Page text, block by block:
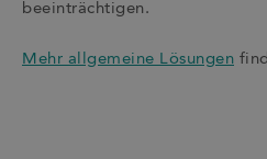
beeinträchtigen.
Mehr allgemeine Lösungen